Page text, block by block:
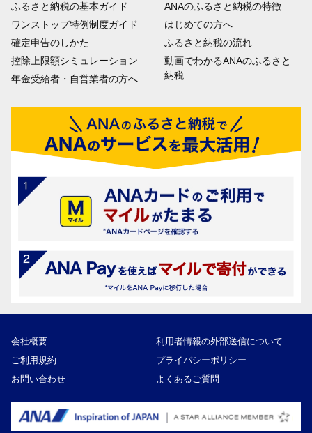
ふるさと納税の基本ガイド
ワンストップ特例制度ガイド
確定申告のしかた
控除上限額シミュレーション
年金受給者・自営業者の方へ
ANAのふるさと納税の特徴
はじめての方へ
ふるさと納税の流れ
動画でわかるANAのふるさと
納税
会社概要
利用者情報の外部送信について
ご利用規約
プライバシーポリシー
お問い合わせ
よくあるご質問